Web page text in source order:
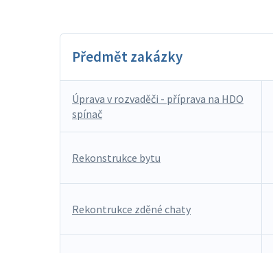
Předmět zakázky
Úprava v rozvaděči - příprava na HDO
spínač
Rekonstrukce bytu
Rekontrukce zděné chaty